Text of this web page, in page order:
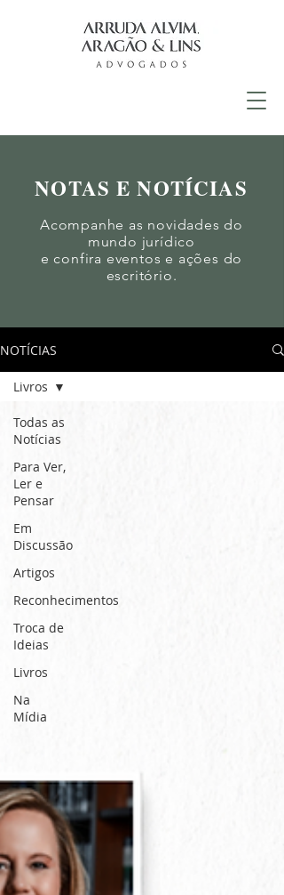
NOTAS E NOTÍCIAS
Acompanhe as novidades do
mundo jurídico
e confira eventos e ações do
escritório.
NOTÍCIAS
Todas as
Notícias
Para Ver,
Ler e
Pensar
Em
Discussão
Artigos
Reconhecimentos
Troca de
Ideias
Livros
Na
Mídia
Livros